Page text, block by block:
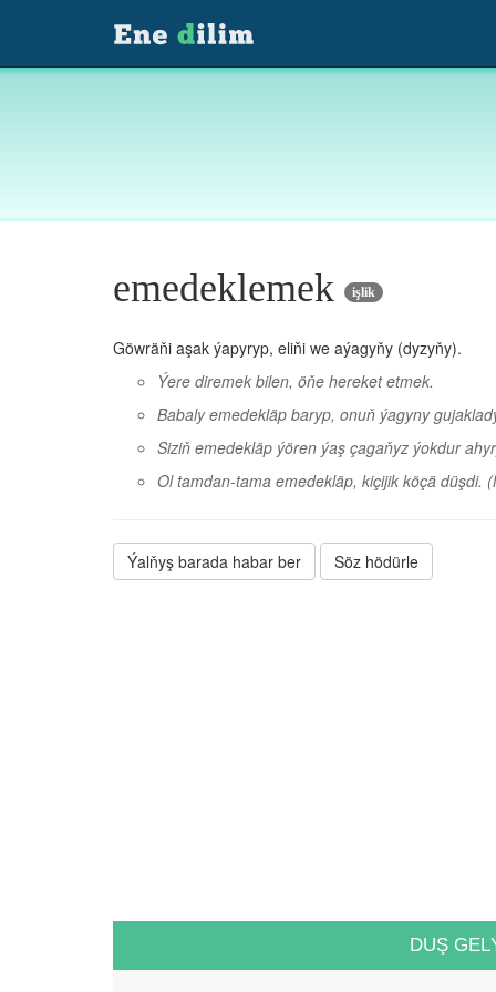
emedeklemek işlik
Göwräňi aşak ýapyryp, eliňi we aýagyňy (dyzyňy).
Ýere diremek bilen, öňe hereket etmek.
Babaly emedekläp baryp, onuň ýagyny
Siziň emedekläp ýören ýaş çagaňyz ýokdur
Ol tamdan-tama emedekläp, kiçijik köçä düşdi.
Ýalňyş barada habar ber Söz hödürle
DUŞ